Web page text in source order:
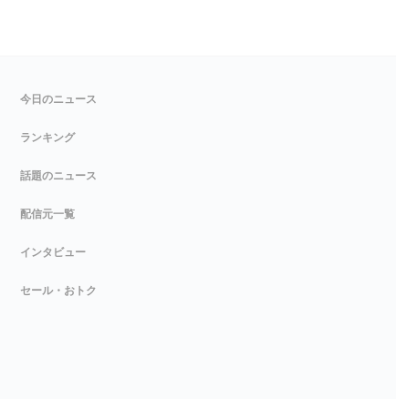
今日のニュース
ランキング
話題のニュース
配信元一覧
インタビュー
セール・おトク